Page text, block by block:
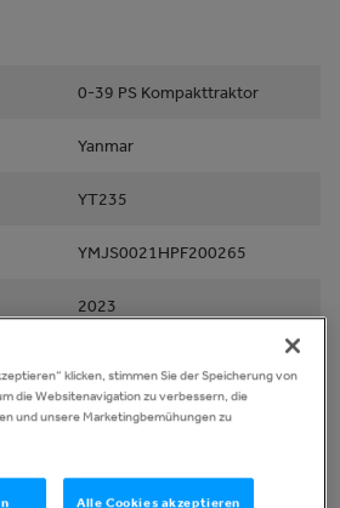
0-39 PS Kompakttraktor
Yanmar
YT235
YMJS0021HPF200265
2023
klicken, stimmen Sie der Speicherung von
die Websitenavigation zu verbessern, die
und unsere Marketingbemühungen zu
Alle Cookies akzeptieren